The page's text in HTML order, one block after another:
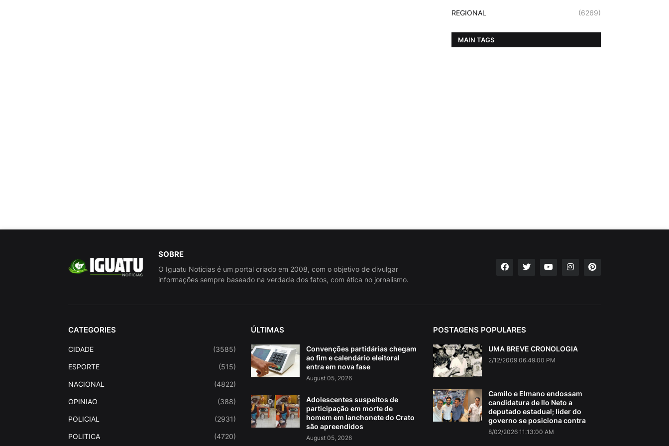
REGIONAL (6269)
MAIN TAGS
SOBRE
O Iguatu Noticias é um portal criado em 2008, com o objetivo de divulgar
informações sempre baseado na verdade dos fatos, com ética no jornalismo.
CATEGORIES
CIDADE (3585)
ESPORTE (515)
NACIONAL (4822)
OPINIAO (388)
POLICIAL (2931)
POLITICA (4720)
ÚLTIMAS
Convenções partidárias chegam
ao fim e calendário eleitoral
entra em nova fase
August 05, 2026
Adolescentes suspeitos de
participação em morte de
homem em lanchonete do Crato
são apreendidos
August 05, 2026
POSTAGENS POPULARES
UMA BREVE CRONOLOGIA
2/12/2009 06:49:00 PM
Camilo e Elmano endossam
candidatura de Ilo Neto a
deputado estadual; líder do
governo se posiciona contra
8/02/2026 11:13:00 AM